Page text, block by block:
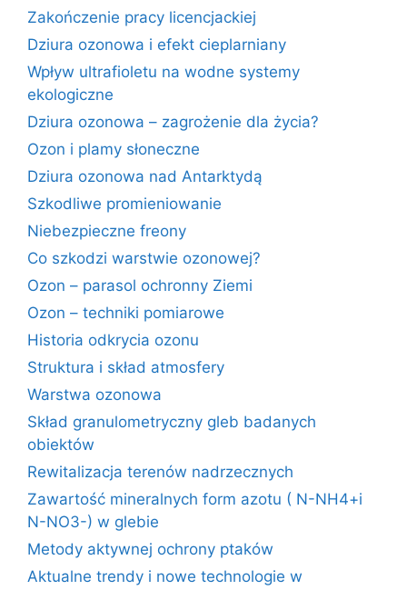
Zakończenie pracy licencjackiej
Dziura ozonowa i efekt cieplarniany
Wpływ ultrafioletu na wodne systemy
ekologiczne
Dziura ozonowa – zagrożenie dla życia?
Ozon i plamy słoneczne
Dziura ozonowa nad Antarktydą
Szkodliwe promieniowanie
Niebezpieczne freony
Co szkodzi warstwie ozonowej?
Ozon – parasol ochronny Ziemi
Ozon – techniki pomiarowe
Historia odkrycia ozonu
Struktura i skład atmosfery
Warstwa ozonowa
Skład granulometryczny gleb badanych
obiektów
Rewitalizacja terenów nadrzecznych
Zawartość mineralnych form azotu ( N-NH4+i
N-NO3-) w glebie
Metody aktywnej ochrony ptaków
Aktualne trendy i nowe technologie w